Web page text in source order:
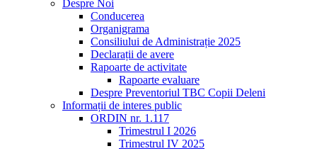
Despre Noi
Conducerea
Organigrama
Consiliului de Administrație 2025
Declarații de avere
Rapoarte de activitate
Rapoarte evaluare
Despre Preventoriul TBC Copii Deleni
Informații de interes public
ORDIN nr. 1.117
Trimestrul I 2026
Trimestrul IV 2025